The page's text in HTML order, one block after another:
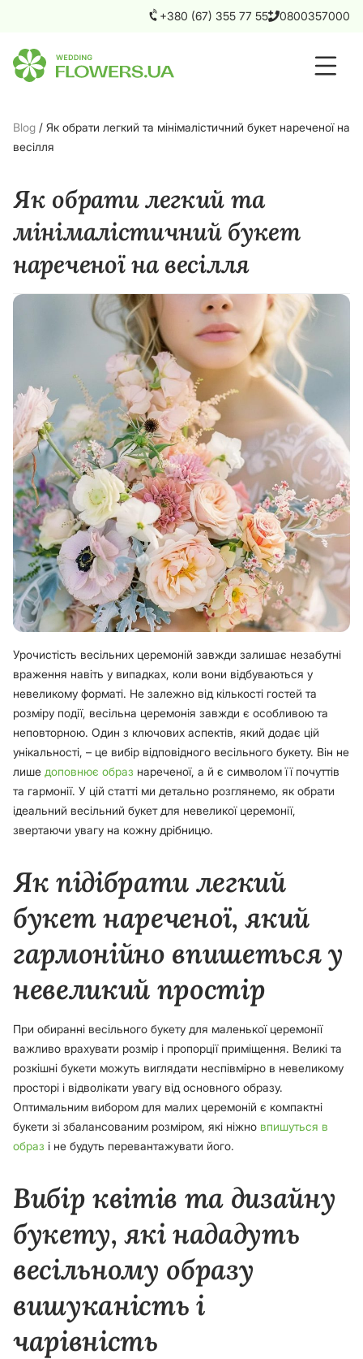
+380 (67) 355 77 55 0800357000
Blog / Як обрати легкий та мінімалістичний букет нареченої на
весілля
Як обрати легкий та
мінімалістичний букет
нареченої на весілля
Урочистість весільних церемоній завжди залишає незабутні
враження навіть у випадках, коли вони відбуваються у
невеликому форматі. Не залежно від кількості гостей та
розміру події, весільна церемонія завжди є особливою та
неповторною. Один з ключових аспектів, який додає цій
унікальності, – це вибір відповідного весільного букету. Він не
лише доповнює образ нареченої, а й є символом її почуттів
та гармонії. У цій статті ми детально розглянемо, як обрати
ідеальний весільний букет для невеликої церемонії,
звертаючи увагу на кожну дрібницю.
Як підібрати легкий
букет нареченої, який
гармонійно впишеться у
невеликий простір
При обиранні весільного букету для маленької церемонії
важливо врахувати розмір і пропорції приміщення. Великі та
розкішні букети можуть виглядати неспівмірно в невеликому
просторі і відволікати увагу від основного образу.
Оптимальним вибором для малих церемоній є компактні
букети зі збалансованим розміром, які ніжно впишуться в
образ і не будуть перевантажувати його.
Вибір квітів та дизайну
букету, які нададуть
весільному образу
вишуканість і
чарівність